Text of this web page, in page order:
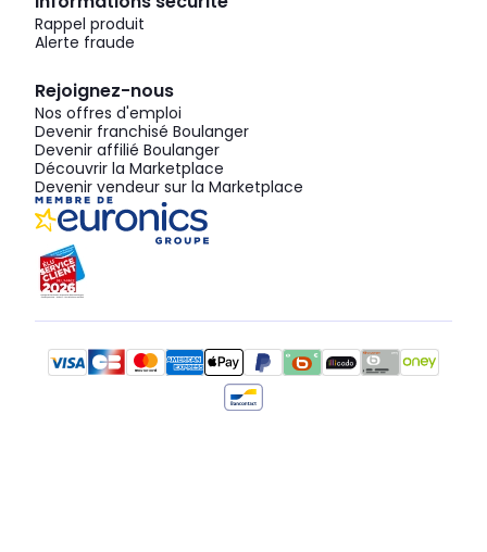
Rappel produit
Alerte fraude
Rejoignez-nous
Nos offres d'emploi
Devenir franchisé Boulanger
Devenir affilié Boulanger
Découvrir la Marketplace
Devenir vendeur sur la Marketplace